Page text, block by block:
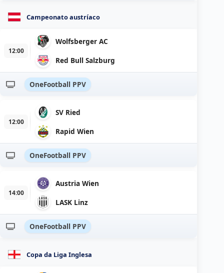
Campeonato austríaco
12:00
Wolfsberger AC
Red Bull Salzburg
OneFootball PPV
12:00
SV Ried
Rapid Wien
OneFootball PPV
14:00
Austria Wien
LASK Linz
OneFootball PPV
Copa da Liga Inglesa